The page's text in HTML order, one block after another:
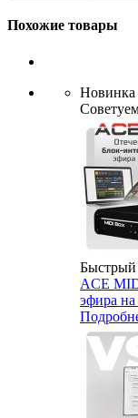
Похожие товары
Новинка
Быстрый
ACE
эфира